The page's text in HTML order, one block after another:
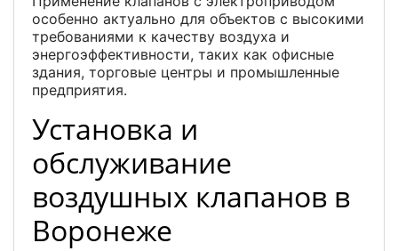
особенно актуально для объектов с высокими
требованиями к качеству воздуха и
энергоэффективности, таких как офисные
здания, торговые центры и промышленные
предприятия.
Установка и
обслуживание
воздушных клапанов в
Воронеже